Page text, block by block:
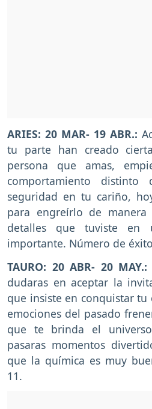
ARIES: 20 MAR- 19 ABR.:
tu parte han creado
persona que amas,
comportamiento
seguridad en tu cariño,
para engreírlo de
detalles que tuviste en
importante. Número de
TAURO: 20 ABR- 20 MAY.:
dudaras en aceptar la
que insiste en conquistar tu
emociones del pasado
que te brinda el
pasaras momentos
que la química es muy
11.